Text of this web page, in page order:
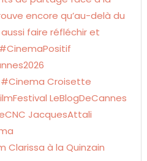
Clarissa à la Quinzain